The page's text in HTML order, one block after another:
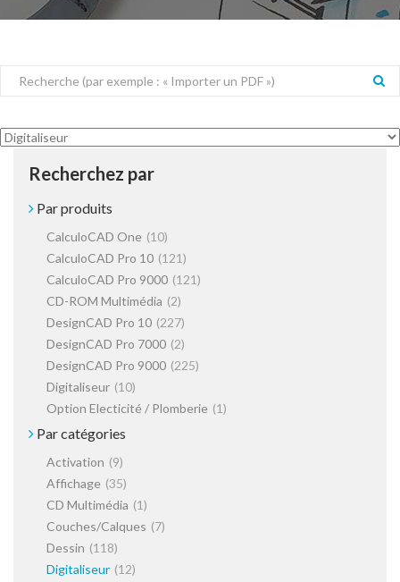
Recherchez par
Par produits
CalculoCAD One (10)
CalculoCAD Pro 10 (121)
CalculoCAD Pro 9000 (121)
CD-ROM Multimédia (2)
DesignCAD Pro 10 (227)
DesignCAD Pro 7000 (2)
DesignCAD Pro 9000 (225)
Digitaliseur (10)
Option Electicité / Plomberie (1)
Par catégories
Activation (9)
Affichage (35)
CD Multimédia (1)
Couches/Calques (7)
Dessin (118)
Digitaliseur (12)